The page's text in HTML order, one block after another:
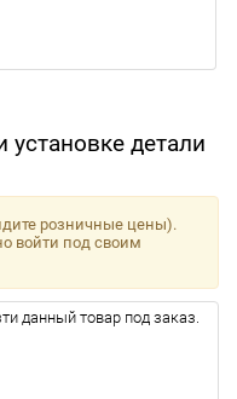
установке детали
розничные цены).
войти под своим
данный товар под заказ.